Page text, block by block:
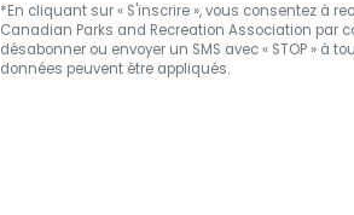
*En cliquant sur « S'inscrire », vous consentez à
Canadian Parks and Recreation Association par
désabonner ou envoyer un SMS avec « STOP »
données peuvent être appliqués.